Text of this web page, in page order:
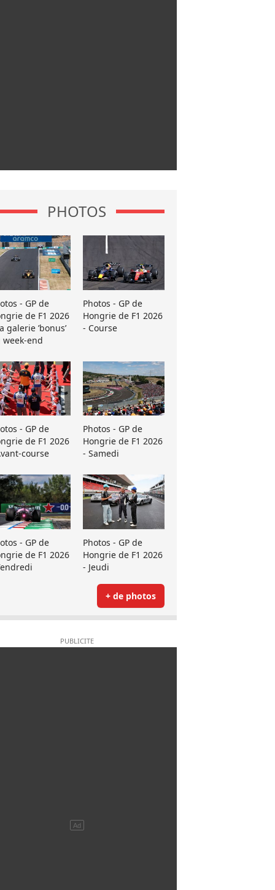
PHOTOS
- GP de
de F1 2026
galerie ’bonus’
week-end
Photos - GP de
Hongrie de F1 2026
- Course
- GP de
de F1 2026
course
Photos - GP de
Hongrie de F1 2026
- Samedi
- GP de
de F1 2026
Photos - GP de
Hongrie de F1 2026
- Jeudi
+ de photos